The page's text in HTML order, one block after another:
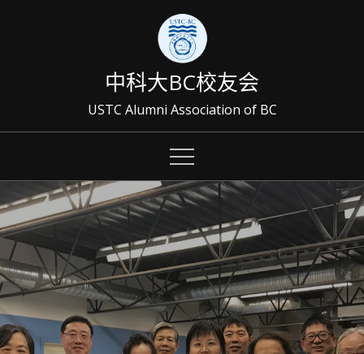
中科大BC校友会
USTC Alumni Association of BC